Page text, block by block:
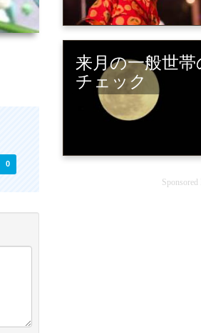
0
来月の一般世
チェック